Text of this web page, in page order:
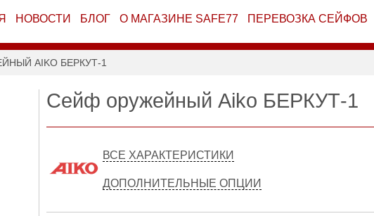
НОВОСТИ БЛОГ О МАГАЗИНЕ SAFE77 ПЕРЕВОЗКА СЕЙФОВ
AIKO БЕРКУТ-1
Сейф оружейный Aiko БЕРКУТ-1
ВСЕ ХАРАКТЕРИСТИКИ
ДОПОЛНИТЕЛЬНЫЕ ОПЦИИ